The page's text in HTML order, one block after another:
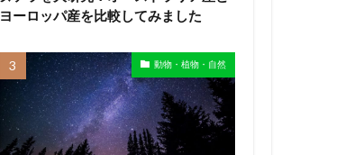
ヨーロッパ産を比較してみました
動物・植物・自然